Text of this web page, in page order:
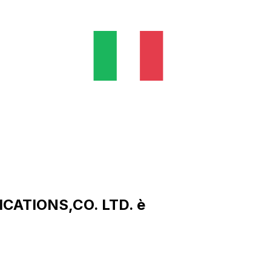
LTD. è